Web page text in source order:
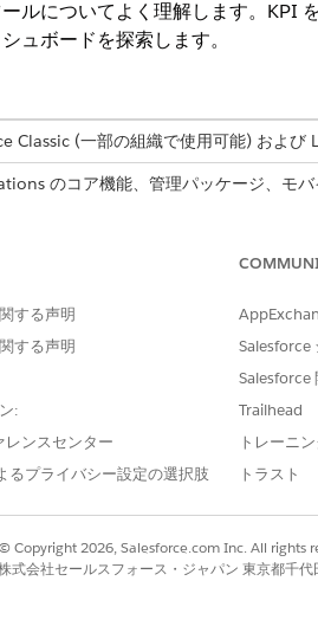
ルについてよく理解します。KPI
ュボードを探索します。
Classic (一部の組織で使用可能) およ
のコア機能、管理パッケージ、モバ
定し、適切なスキルとツールを備えた作
ールドサービスの活動を追跡します。
ボードの設定
ポートの無料パッケージを Salesforce
ービス業務用にカスタマイズされたレポ
する声明
する声明
:
ンスセンター
るプライバシー設定の選択肢
Salesforce
Salesforce
Trailhead
トレーニ
トラスト
© Copyright 2026, Salesforce.com Inc. All rights
式会社セールスフォース・ジャパン 東京都千